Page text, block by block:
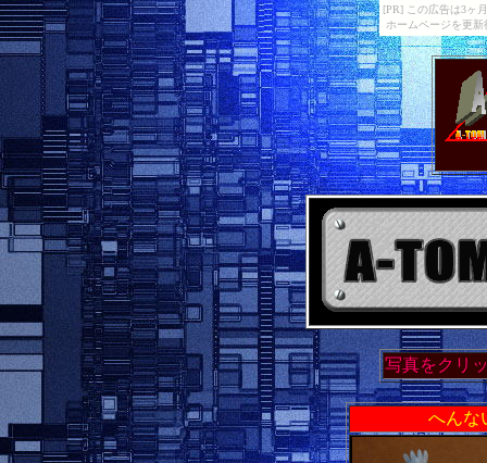
[PR] この広告は3ヶ
ホームページを更
写真をクリ
へん